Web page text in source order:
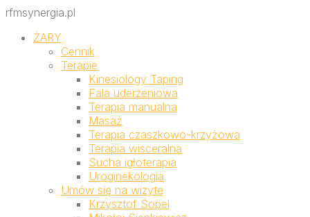
rfmsynergia.pl
ŻARY
Cennik
Terapie
Kinesiology Taping
Fala uderzeniowa
Terapia manualna
Masaż
Terapia czaszkowo-krzyżowa
Terapia wisceralna
Sucha igłoterapia
Uroginekologia
Umów się na wizytę
Krzysztof Sopel